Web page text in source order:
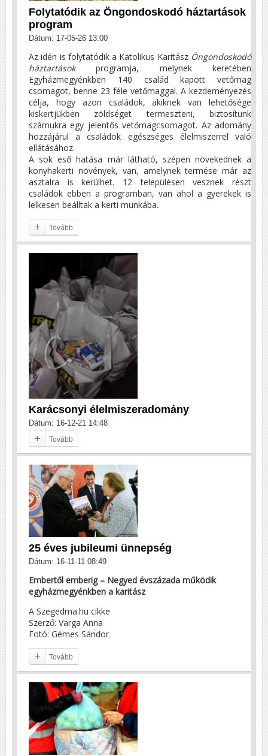
Folytatódik az Öngondoskodó háztartások
program
Dátum: 17-05-26 13:00
Az idén is folytatódik a Katolikus Karitász Öngondoskodó
háztartásokprogramja, melynek keretében
Egyházmegyénkben 140 család kapott vetőmag
csomagot, benne 23 féle vetőmaggal. A kezdeményezés
célja, hogy azon családok, akiknek van lehetősége
kiskertjükben zöldséget termeszteni, biztosítunk
számukra egy jelentős vetőmagcsomagot. Az adomány
hozzájárul a családok egészséges élelmiszerrel való
ellátásához.
A sok eső hatása már látható, szépen növekednek a
konyhakerti növények, van, amelynek termése már az
asztalra is kerülhet. 12 településen vesznek részt
családok ebben a programban, van ahol a gyerekek is
lelkesen beálltak a kerti munkába.
Tovább
Karácsonyi élelmiszeradomány
Dátum: 16-12-21 14:48
Tovább
25 éves jubileumi ünnepség
Dátum: 16-11-11 08:49
Embertől emberig – Negyed évszázada működik
egyházmegyénkben a karitász
A Szegedma.hu cikke
Szerző: Varga Anna
Fotó: Gémes Sándor
Tovább